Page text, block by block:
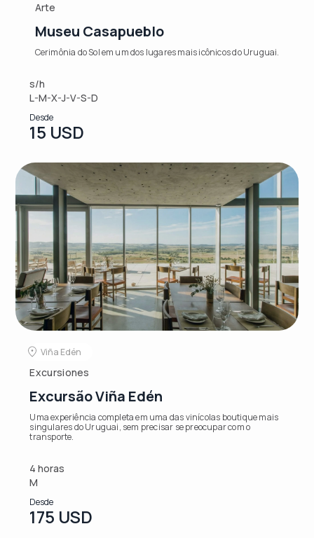
Arte
Museu Casapueblo
Cerimônia do Sol em um dos lugares mais icônicos do Uruguai.
s/h
L-M-X-J-V-S-D
Desde
15 USD
Viña Edén
Excursiones
Excursão Viña Edén
Uma experiência completa em uma das vinícolas boutique mais
singulares do Uruguai, sem precisar se preocupar com o
transporte.
4 horas
M
Desde
175 USD